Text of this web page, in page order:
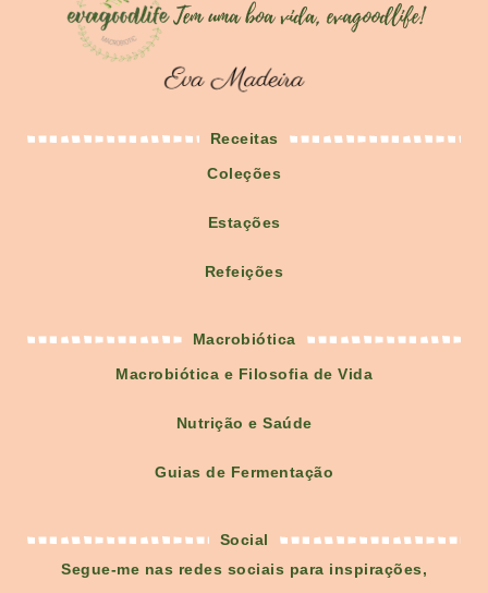
Receitas
Coleções
Estações
Refeições
Macrobiótica
Macrobiótica e Filosofia de Vida
Nutrição e Saúde
Guias de Fermentação
Social
Segue-me nas redes sociais para inspirações,